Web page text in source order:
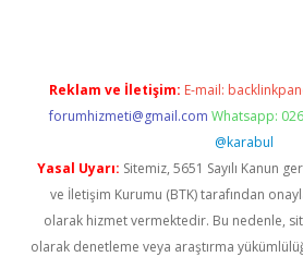
Reklam ve İletişim: E-mail:
forumhizmeti@gmail.com Whatsapp:
@karabul
Yasal Uyarı: Sitemiz, 5651 Sayılı Kanun
ve İletişim Kurumu (BTK) tarafından
olarak hizmet vermektedir. Bu nedenle,
olarak denetleme veya araştırma